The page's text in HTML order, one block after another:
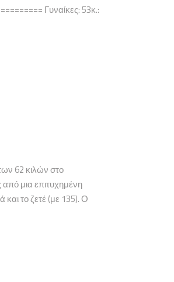
Γυναίκες: 53κ.:
62 κιλών στο
μια επιτυχημένη
το ζετέ (με 135). Ο